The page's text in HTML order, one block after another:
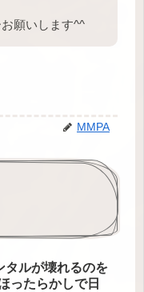
願いします^⁠^⁠
MMPA
タルが壊れるのを
ったらかしで日